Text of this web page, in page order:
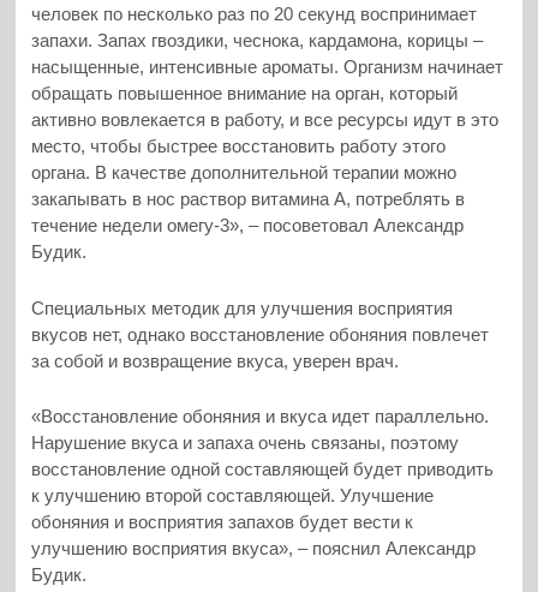
человек по несколько раз по 20 секунд воспринимает
запахи. Запах гвоздики, чеснока, кардамона, корицы –
насыщенные, интенсивные ароматы. Организм начинает
обращать повышенное внимание на орган, который
активно вовлекается в работу, и все ресурсы идут в это
место, чтобы быстрее восстановить работу этого
органа. В качестве дополнительной терапии можно
закапывать в нос раствор витамина А, потреблять в
течение недели омегу-3», – посоветовал Александр
Будик.
Специальных методик для улучшения восприятия
вкусов нет, однако восстановление обоняния повлечет
за собой и возвращение вкуса, уверен врач.
«Восстановление обоняния и вкуса идет параллельно.
Нарушение вкуса и запаха очень связаны, поэтому
восстановление одной составляющей будет приводить
к улучшению второй составляющей. Улучшение
обоняния и восприятия запахов будет вести к
улучшению восприятия вкуса», – пояснил Александр
Будик.